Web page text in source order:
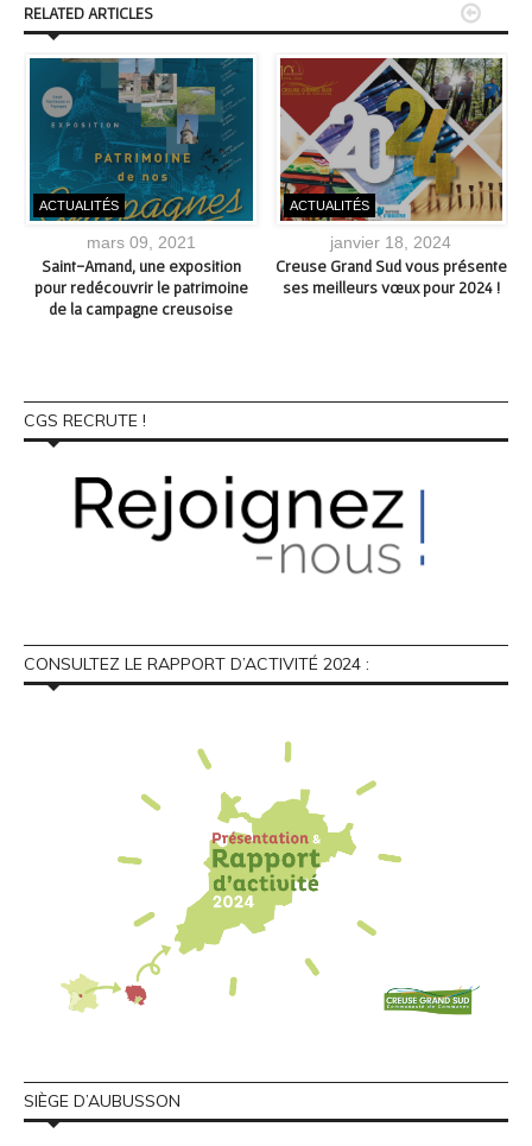
RELATED ARTICLES
ACTUALITÉS
mars 09, 2021
Saint-Amand, une exposition
pour redécouvrir le patrimoine
de la campagne creusoise
ACTUALITÉS
janvier 18, 2024
Creuse Grand Sud vous présente
ses meilleurs vœux pour 2024 !

CGS RECRUTE !
CONSULTEZ LE RAPPORT D’ACTIVITÉ 2024 :
SIÈGE D’AUBUSSON